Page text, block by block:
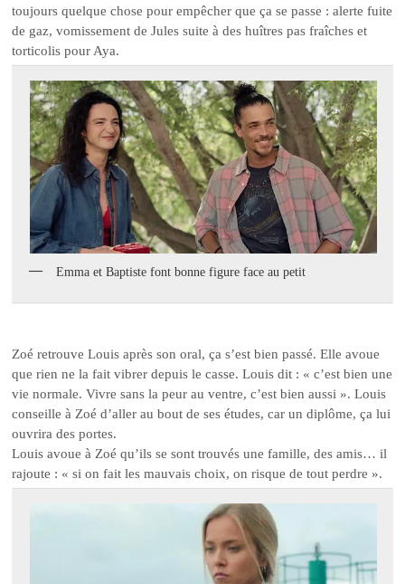
toujours quelque chose pour empêcher que ça se passe : alerte fuite
de gaz, vomissement de Jules suite à des huîtres pas fraîches et
torticolis pour Aya.
Emma et Baptiste font bonne figure face au petit
Zoé retrouve Louis après son oral, ça s’est bien passé. Elle avoue
que rien ne la fait vibrer depuis le casse. Louis dit : « c’est bien une
vie normale. Vivre sans la peur au ventre, c’est bien aussi ». Louis
conseille à Zoé d’aller au bout de ses études, car un diplôme, ça lui
ouvrira des portes.
Louis avoue à Zoé qu’ils se sont trouvés une famille, des amis… il
rajoute : « si on fait les mauvais choix, on risque de tout perdre ».